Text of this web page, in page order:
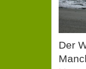
Der